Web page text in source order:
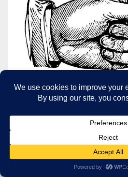
VOIR